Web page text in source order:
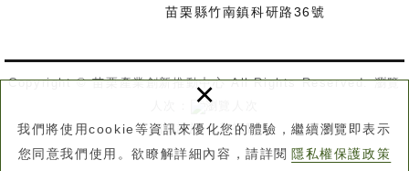
我們將使用cookie等資訊來優化您的體驗，繼續瀏覽即表示
您同意我們使用。欲瞭解詳細內容，請詳閱 隱私權保護政策
×
苗栗縣竹南鎮科研路36號
Copyright © 苗栗產業創新推動中心 All Rights Reserved. 瀏覽
網頁設計 : 新視野